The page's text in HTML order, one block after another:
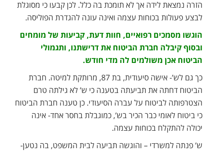
הזרה נמצאת לידה אך לא תומכת בה כלל. לכן קבעו כי מסוגלת
לבצע פעולות בכוחות עצמה ואינה עונה להגדרת הפוליסה.
הוגשו מסמכים רפואיים, חוות דעת, קביעות של מומחים
ובסוף קיבלה חברת הביטוח את דרישתנו, ותגמולי
הביטוח אכן משולמים לה מדי חודש.
כך גם לש’- אישה סיעודית, בת 87, מרותקת למיטה. חברת
הביטוח דחתה את תביעתה בטענה כי ש’ לא גילתה טרם
הצטרפותה לביטוח על עברה הסיעודי. כן טענה חברת הביטוח
כי ביטוח לאומי כבר הכיר בש’, כמוגבלת בחסר אחד- אינה
יכולה להתקלח בכוחות עצמה.
ש’ פנתה למשרדי – והוגשה תביעה לבית המשפט, בה נטען-